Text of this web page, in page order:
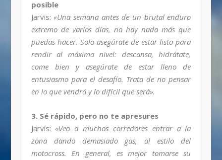
posible
Jarvis: «Una semana antes de un brutal enduro
extremo de varios días, no hay nada más que
puedas hacer. Solo asegúrate de estar listo para
rendir al máximo nivel: descansa, hidrátate,
come bien y asegúrate de estar lleno de
entusiasmo para el desafío. Trata de no pensar
en lo que vendrá y lo difícil que será».
3. Sé rápido, pero no te apresures
Jarvis: «Veo a muchos corredores entrar a la
zona dando demasiado gas, al estilo del
motocross. En general, es mejor tomarse su